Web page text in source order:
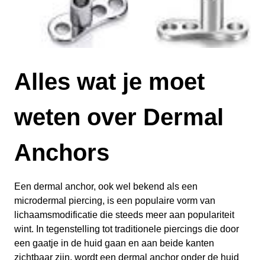
Alles wat je moet
weten over Dermal
Anchors
Een dermal anchor, ook wel bekend als een
microdermal piercing, is een populaire vorm van
lichaamsmodificatie die steeds meer aan populariteit
wint. In tegenstelling tot traditionele piercings die door
een gaatje in de huid gaan en aan beide kanten
zichtbaar zijn, wordt een dermal anchor onder de huid